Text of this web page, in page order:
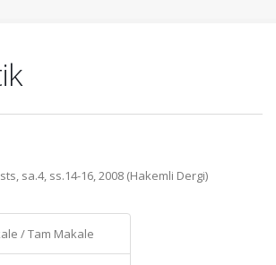
sa.4, ss.14-16, 2008 (Hakemli Dergi)
/ Tam Makale